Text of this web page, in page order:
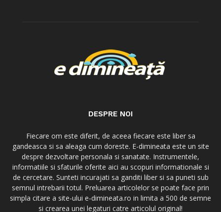
DESPRE NOI
Fiecare om este diferit, de aceea fiecare este liber sa
gandeasca si sa aleaga cum doreste. E-dimineata este un site
despre dezvoltare personala si sanatate. Instrumentele,
informatiile si sfaturile oferite aici au scopuri informationale si
de cercetare. Sunteti incurajati sa ganditi liber si sa puneti sub
semnul intrebarii totul. Preluarea articolelor se poate face prin
simpla citare a site-ului e-dimineata.ro in limita a 500 de semne
si crearea unei legaturi catre articolul original!